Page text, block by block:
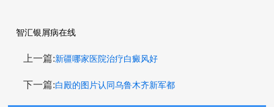
智汇银屑病在线
上一篇:新疆哪家医院治疗白癜风好
下一篇:白殿的图片认同乌鲁木齐新军都